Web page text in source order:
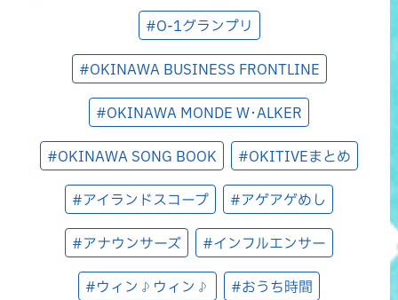
#O-1グランプリ
#OKINAWA BUSINESS FRONTLINE
#OKINAWA MONDE W･ALKER
#OKINAWA SONG BOOK #OKITIVEまとめ
#アイランドスコープ #アゲアゲめし
#アナウンサーズ #インフルエンサー
#ウィン♪ウィン♪ #おうち時間